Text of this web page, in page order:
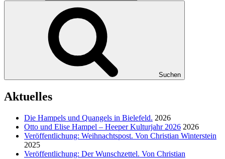
Suchen
Aktuelles
Die Hampels und Quangels in Bielefeld. 2026
Otto und Elise Hampel – Heeper Kulturjahr 2026 2026
Veröffentlichung: Weihnachtspost. Von Christian Winterstein
2025
Veröffentlichung: Der Wunschzettel. Von Christian